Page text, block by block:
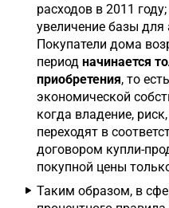
расходов в 2011
увеличение базы
Покупатели дома
период начинается
приобретения, то
экономической
когда владение,
переходят в
договором купли-
покупной цены
Таким образом, в